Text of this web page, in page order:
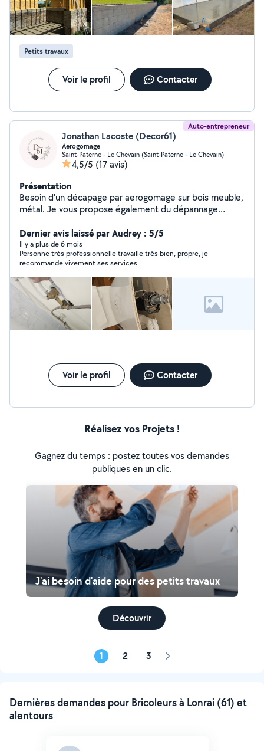
Petits travaux
Voir le profil Contacter
Auto-entrepreneur
Jonathan Lacoste (Decor61)
Aerogomage
Saint-Paterne - Le Chevain (Saint-Paterne - Le Chevain)
4,5/5 (17 avis)
Présentation
Besoin d'un décapage par aerogomage sur bois meuble,
métal. Je vous propose également du dépannage
n'hésitez pas à me contacter
Dernier avis laissé par Audrey : 5/5
Il y a plus de 6 mois
Personne très professionnelle travaille très bien, propre, je
recommande vivement ses services.
Voir le profil Contacter
Réalisez vos Projets !
Gagnez du temps : postez toutes vos demandes
publiques en un clic.
J'ai besoin d'aide pour des petits travaux
Découvrir
1 2 3 Page
Dernières demandes pour Bricoleurs à Lonrai (61) et
alentours